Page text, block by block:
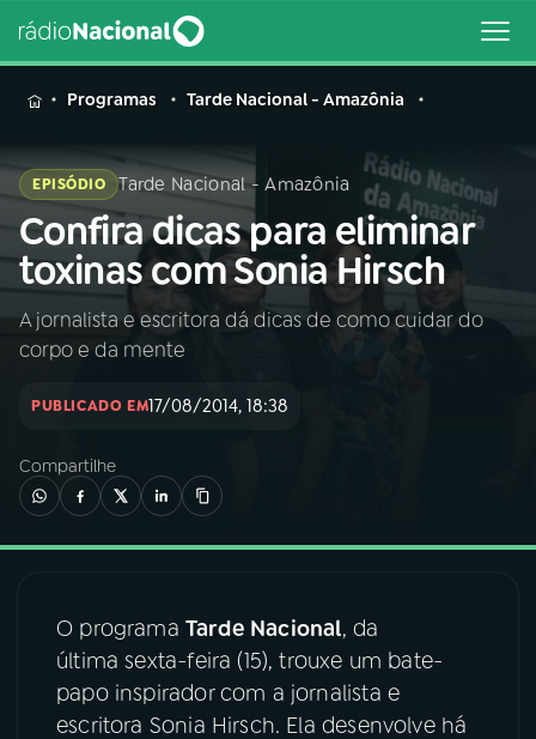
MENU
Buscar
na
Rádio
Nacional
Buscar
02A RÁDIO
04 PROGRAMAS
Programas Tarde Nacional - Amazônia
EPISÓDIO Tarde Nacional - Amazônia
Confira dicas para eliminar
toxinas com Sonia Hirsch
A jornalista e escritora dá dicas de como cuidar do
corpo e da mente
PUBLICADO EM17/08/2014, 18:38
Compartilhe
O programa Tarde Nacional, da
última sexta-feira (15), trouxe um bate-
papo inspirador com a jornalista e
escritora Sonia Hirsch. Ela desenvolve há